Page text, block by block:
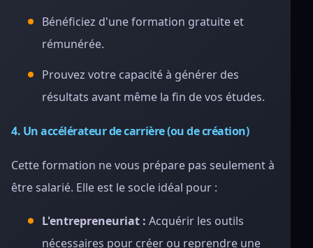
Bénéficiez d'une formation gratuite et
rémunérée.
Prouvez votre capacité à générer des
résultats avant même la fin de vos études.
4. Un accélérateur de carrière (ou de création)
Cette formation ne vous prépare pas seulement à
être salarié. Elle est le socle idéal pour :
L'entrepreneuriat : Acquérir les outils
nécessaires pour créer ou reprendre une